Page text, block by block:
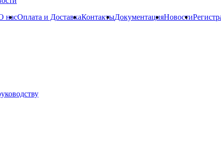
насОплата и ДоставкаКонтактыДокументацияНовости